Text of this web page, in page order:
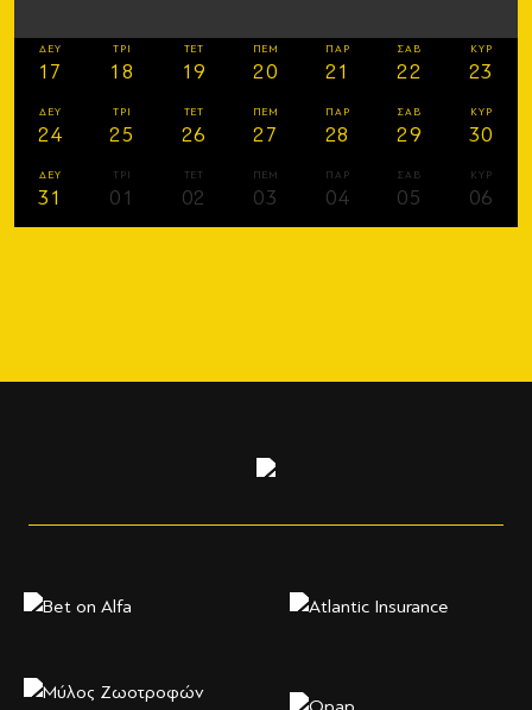
ΔΕΥ
17
ΤΡΙ
18
ΤΕΤ
19
ΠΕΜ
20
ΠΑΡ
21
ΣΑΒ
22
ΚΥΡ
23
ΔΕΥ
24
ΤΡΙ
25
ΤΕΤ
26
ΠΕΜ
27
ΠΑΡ
28
ΣΑΒ
29
ΚΥΡ
30
ΔΕΥ
31
ΤΡΙ
01
ΤΕΤ
02
ΠΕΜ
03
ΠΑΡ
04
ΣΑΒ
05
ΚΥΡ
06